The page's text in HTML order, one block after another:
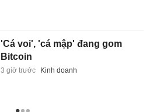
'Cá voi', 'cá mập' đang gom
Bitcoin
3 giờ trước Kinh doanh